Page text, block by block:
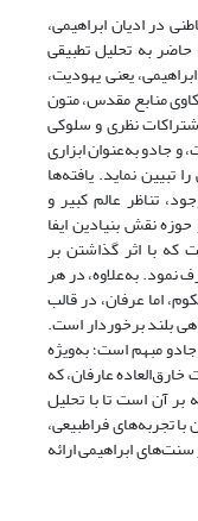
در ادیان ابراهیمی،
حاضر به تحلیل تطبیقی
یعنی یهودیت،
منابع مقدس، متون
اشتراکات نظری و سلوکی
و جادو به‌عنوان ابزاری
تبیین نماید. یافته‌ها
تناظر عالم کبیر و
نقش بنیادین ایفا
که با اثر گذاشتن بر
نمود. به‌علاوه، در هر
اما عرفان، در قالب
بلند برخوردار است.
مبهم است؛ به‌ویژه
عارفان، که
بر آن است تا با تحلیل
تجربه‌های فراطبیعی،
ابراهیمی ارائه